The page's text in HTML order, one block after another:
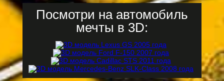
Посмотри на автомобиль
мечты в 3D: